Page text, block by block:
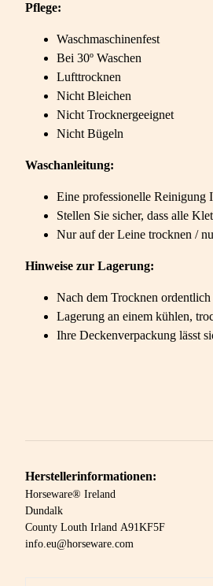
Pflege:
Waschmaschinenfest
Bei 30º Waschen
Lufttrocknen
Nicht Bleichen
Nicht Trocknergeeignet
Nicht Bügeln
Waschanleitung:
Eine professionelle Reinigung
Stellen Sie sicher, dass alle
Nur auf der Leine trocknen /
Hinweise zur Lagerung:
Nach dem Trocknen
Lagerung an einem kühlen,
Ihre Deckenverpackung lässt
Herstellerinformationen:
Horseware® Ireland
Dundalk
County Louth Irland A91KF5F
info.eu@horseware.com